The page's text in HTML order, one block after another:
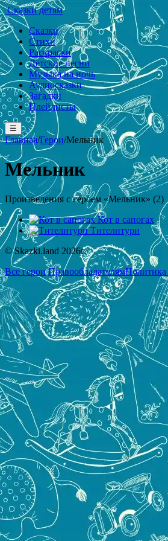
Сказки детям
Сказки
Стихи
Раскраски
Детские песни
Музыка на ночь
Аудиосказки
Загадки
Плейлисты
☰
Главная/Герои/Мельник
Мельник
Произведения с героем «Мельник» (2)
Кот в сапогах
Тителитури
© Skazki.land 2026г.
Все герои ПравообладателямПолитика